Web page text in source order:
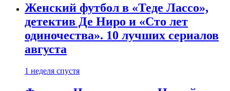
Женский футбол в «Теде Лассо»,
детектив Де Ниро и «Сто лет
одиночества». 10 лучших сериалов
августа
1 неделя спустя